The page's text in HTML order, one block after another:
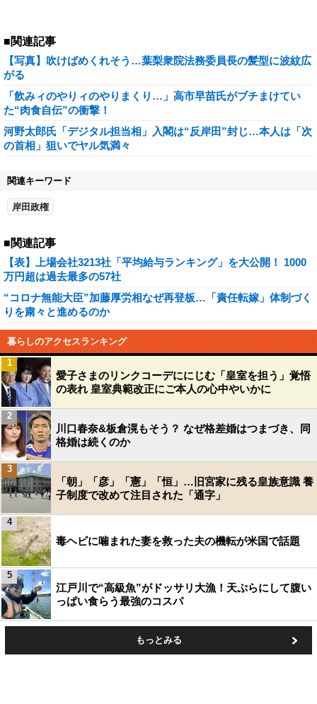
■関連記事
【写真】吹けばめくれそう…葉梨衆院法務委員長の髪型に波紋広
がる
「飲みィのやりィのやりまくり…」高市早苗氏がブチまけてい
た“肉食自伝”の衝撃！
河野太郎氏「デジタル担当相」入閣は“反岸田”封じ…本人は「次
の首相」狙いでヤル気満々
関連キーワード
岸田政権
■関連記事
【表】上場会社3213社「平均給与ランキング」を大公開！ 1000
万円超は過去最多の57社
“コロナ無能大臣”加藤厚労相なぜ再登板…「責任転嫁」体制づく
りを粛々と進めるのか
暮らしのアクセスランキング
愛子さまのリンクコーデににじむ「皇室を担う」覚悟
の表れ 皇室典範改正にご本人の心中やいかに
1
川口春奈&板倉滉もそう？ なぜ格差婚はつまづき、同
格婚は続くのか
2
「朝」「彦」「憲」「恒」…旧宮家に残る皇族意識 養
子制度で改めて注目された「通字」
3
毒ヘビに噛まれた妻を救った夫の機転が米国で話題
4
江戸川で“高級魚”がドッサリ大漁！天ぷらにして腹い
っぱい食らう最強のコスパ
5
もっとみる